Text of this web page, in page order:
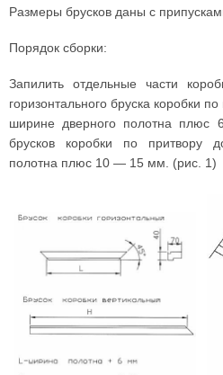
Размеры брусков даны с
Порядок сборки:
Запилить отдельные части
горизонтального бруска коробки
ширине дверного полотна плюс
брусков коробки по притвору
полотна плюс 10 — 15 мм. (рис. 1)